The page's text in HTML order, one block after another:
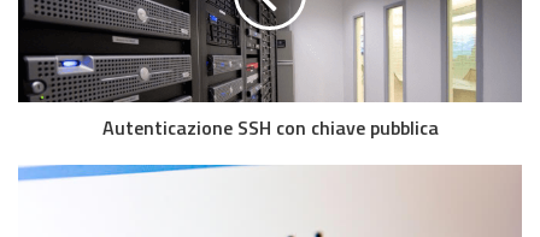
Autenticazione SSH con chiave pubblica